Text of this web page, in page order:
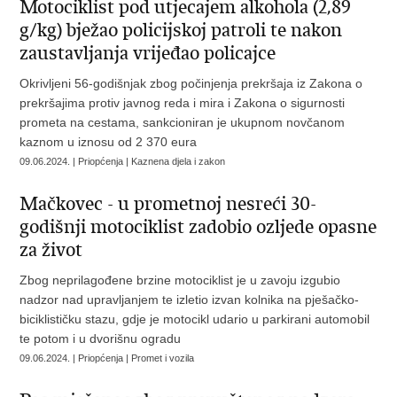
Motociklist pod utjecajem alkohola (2,89
g/kg) bježao policijskoj patroli te nakon
zaustavljanja vrijeđao policajce
Okrivljeni 56-godišnjak zbog počinjenja prekršaja iz Zakona o
prekršajima protiv javnog reda i mira i Zakona o sigurnosti
prometa na cestama, sankcioniran je ukupnom novčanom
kaznom u iznosu od 2 370 eura
09.06.2024. | Priopćenja | Kaznena djela i zakon
Mačkovec - u prometnoj nesreći 30-
godišnji motociklist zadobio ozljede opasne
za život
Zbog neprilagođene brzine motociklist je u zavoju izgubio
nadzor nad upravljanjem te izletio izvan kolnika na pješačko-
biciklističku stazu, gdje je motocikl udario u parkirani automobil
te potom i u dvorišnu ogradu
09.06.2024. | Priopćenja | Promet i vozila